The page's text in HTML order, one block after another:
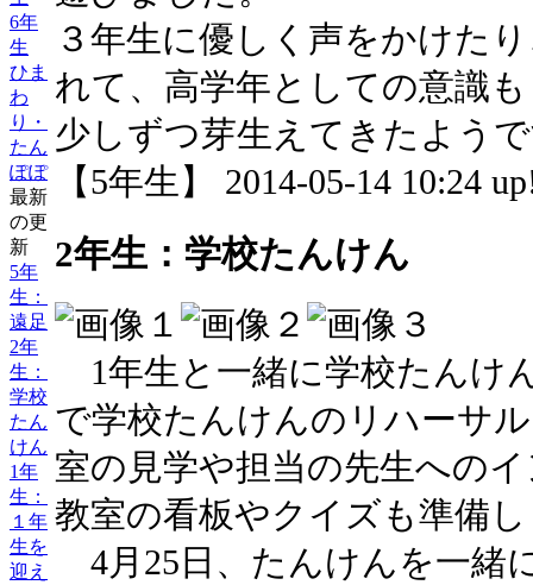
6年
生
ひま
わ
り・
たん
ぽぽ
最新
の更
新
5年
生：
遠足
2年
生：
学校
たん
けん
1年
生：
１年
生を
迎え
３年生に優しく声をかけた
れて、高学年としての意識も
少しずつ芽生えてきたよう
【5年生】 2014-05-14 10:24
2年生：学校たんけん
1年生と一緒に学校たんけ
で学校たんけんのリハーサ
室の見学や担当の先生への
教室の看板やクイズも準備
4月25日、たんけんを一緒